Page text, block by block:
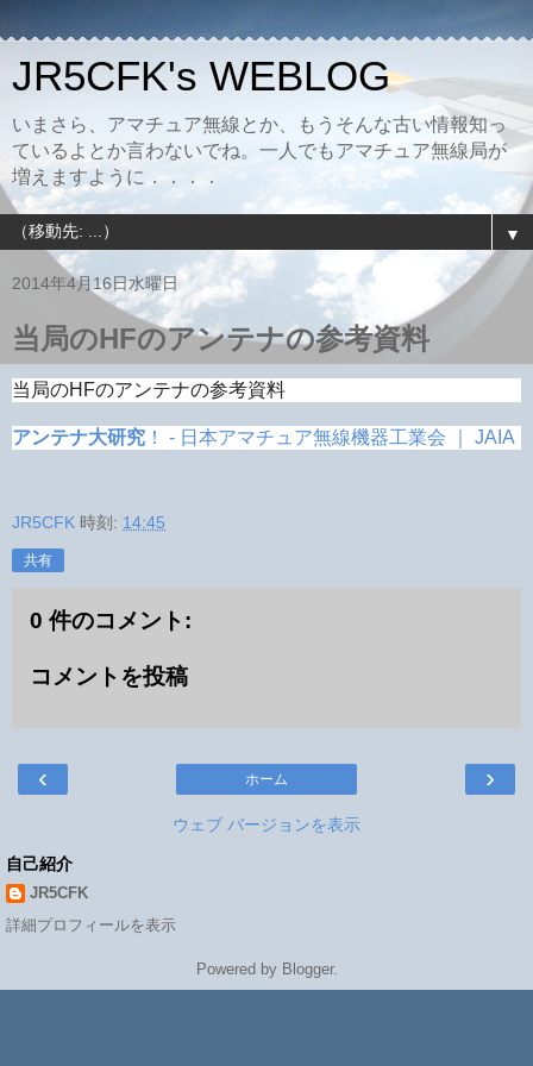
JR5CFK's WEBLOG
いまさら、アマチュア無線とか、もうそんな古い情報知っ
ているよとか言わないでね。一人でもアマチュア無線局が
増えますように．．．．
▼
2014年4月16日水曜日
当局のHFのアンテナの参考資料
当局のHFのアンテナの参考資料
アンテナ大研究 ！ - 日本アマチュア無線機器工業会 ｜ JAIA
JR5CFK 時刻: 14:45
共有
0 件のコメント:
コメントを投稿
‹ ›
ホーム
ウェブ バージョンを表示
自己紹介
JR5CFK
詳細プロフィールを表示
Powered by Blogger.